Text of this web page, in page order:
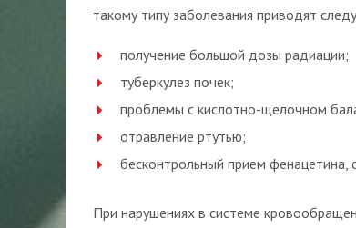
такому типу заболевания приводят
получение большой дозы радиации;
туберкулез почек;
проблемы с кислотно-щелочном
отравление ртутью;
бесконтрольный прием фенацетина,
При нарушениях в системе